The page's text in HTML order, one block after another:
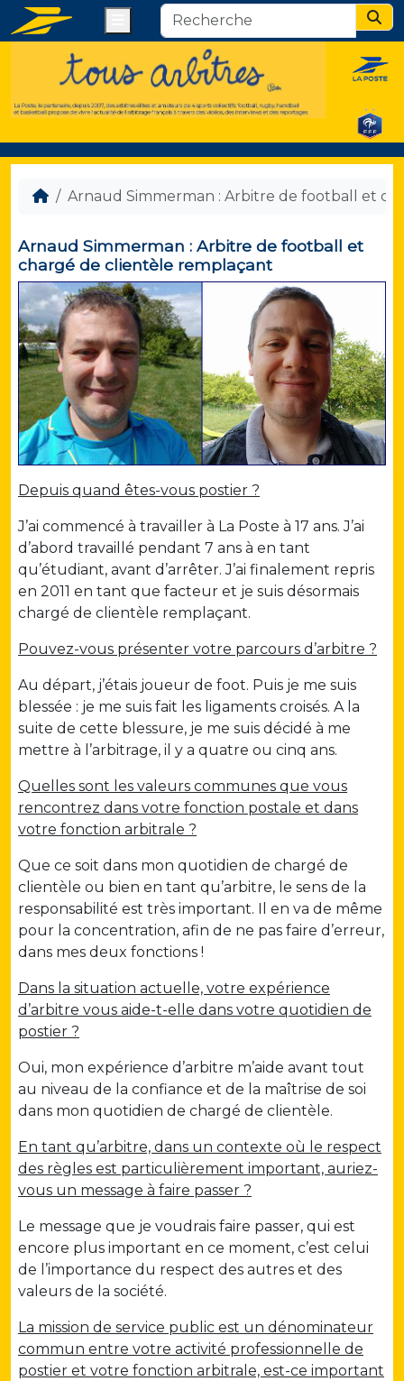
Arnaud Simmerman : Arbitre de football et
Arnaud Simmerman : Arbitre de football et
chargé de clientèle remplaçant
Depuis quand êtes-vous postier ?
J’ai commencé à travailler à La Poste à 17 ans. J’ai
d’abord travaillé pendant 7 ans à en tant
qu’étudiant, avant d’arrêter. J’ai finalement repris
en 2011 en tant que facteur et je suis désormais
chargé de clientèle remplaçant.
Pouvez-vous présenter votre parcours d’arbitre ?
Au départ, j’étais joueur de foot. Puis je me suis
blessée : je me suis fait les ligaments croisés. A la
suite de cette blessure, je me suis décidé à me
mettre à l’arbitrage, il y a quatre ou cinq ans.
Quelles sont les valeurs communes que vous
rencontrez dans votre fonction postale et dans
votre fonction arbitrale ?
Que ce soit dans mon quotidien de chargé de
clientèle ou bien en tant qu’arbitre, le sens de la
responsabilité est très important. Il en va de même
pour la concentration, afin de ne pas faire d’erreur,
dans mes deux fonctions !
Dans la situation actuelle, votre expérience
d’arbitre vous aide-t-elle dans votre quotidien de
postier ?
Oui, mon expérience d’arbitre m’aide avant tout
au niveau de la confiance et de la maîtrise de soi
dans mon quotidien de chargé de clientèle.
En tant qu’arbitre, dans un contexte où le respect
des règles est particulièrement important, auriez-
vous un message à faire passer ?
Le message que je voudrais faire passer, qui est
encore plus important en ce moment, c’est celui
de l’importance du respect des autres et des
valeurs de la société.
La mission de service public est un dénominateur
commun entre votre activité professionnelle de
postier et votre fonction arbitrale, est-ce important